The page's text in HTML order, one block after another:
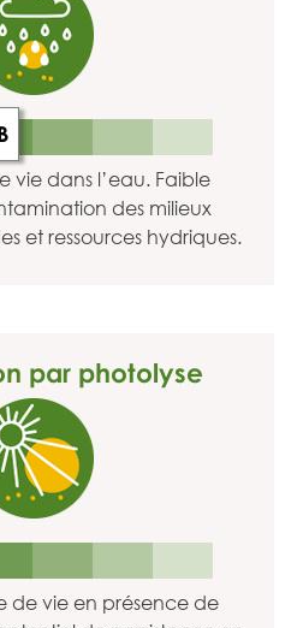
vie dans l’eau. Faible
des milieux
et ressources hydriques.
par photolyse
de vie en présence de